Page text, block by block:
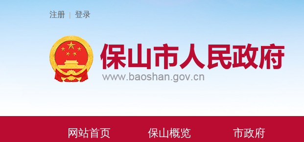
注册 | 登录
网站首页 保山概览 市政府